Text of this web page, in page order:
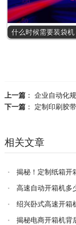
什么时候需要装袋机
上一篇： 企业自动化
下一篇： 定制印刷胶
相关文章
揭秘！定制纸箱开
高速自动开箱机多
绍兴卧式高速开箱
揭秘电商开箱机背